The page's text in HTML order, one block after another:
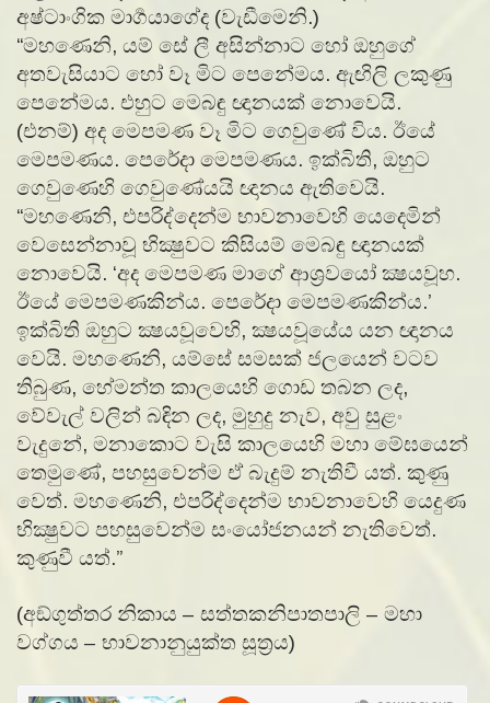
අෂ්ටාංගික මාර්‍ගයාගේද (වැඩීමෙනි.)
“මහණෙනි, යම් සේ ලී අසින්නාට හෝ ඔහුගේ
අතවැසියාට හෝ වෑ මිට පෙනේමය. ඇඟිලි ලකුණු
පෙනේමය. එහුට මෙබඳු ඥානයක් නොවෙයි.
(එනම්) අද මෙපමණ වෑ මිට ගෙවුණේ විය. ඊයේ
මෙපමණය. පෙරේදා මෙපමණය. ඉක්බිති, ඔහුට
ගෙවුණෙහි ගෙවුණේයයි ඥානය ඇතිවෙයි.
“මහණෙනි, එපරිද්දෙන්ම භාවනාවෙහි යෙදෙමින්
වෙසෙන්නාවූ භික්‍ෂුවට කිසියම් මෙබඳු ඥානයක්
නොවෙයි. ‘අද මෙපමණ මාගේ ආශ්‍රවයෝ ක්‍ෂයවූහ.
ඊයේ මෙපමණකින්ය. පෙරේදා මෙපමණකින්ය.’
ඉක්බිති ඔහුට ක්‍ෂයවූවෙහි, ක්‍ෂයවූයේය යන ඥානය
වෙයි. මහණෙනි, යම්සේ සමසක් ජලයෙන් වටව
තිබුණ, හේමන්ත කාලයෙහි ගොඩ තබන ලද,
වේවැල් වලින් බඳින ලද, මුහුදු නැව, අවු සුළං
වැදුනේ, මනාකොට වැසි කාලයෙහි මහා මේඝයෙන්
තෙමුණේ, පහසුවෙන්ම ඒ බැදුම් නැතිවී යත්. කුණු
වෙත්. මහණෙනි, එපරිද්දෙන්ම භාවනාවෙහි යෙදුණ
භික්‍ෂුවට පහසුවෙන්ම සංයෝජනයන් නැතිවෙත්.
කුණුවී යත්.”
(අඞ්‌ගුත්‌තර නිකාය – සත්තකනිපාතපාලි – මහා
වග්ගය – භාවනානුයුක්ත සූත්‍රය)